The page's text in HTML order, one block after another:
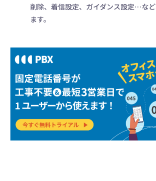
削除、着信設定、ガイダンス設定…な
ます。